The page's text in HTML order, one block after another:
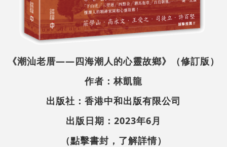
《潮汕老厝——四海潮人的心靈故鄉》（修訂版）
作者：林凱龍
出版社：香港中和出版有限公司
出版日期：2023年6月
（點擊書封，了解詳情）